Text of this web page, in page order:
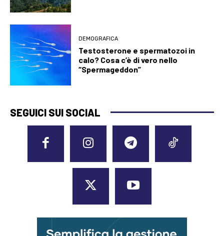
DEMOGRAFICA
Testosterone e spermatozoi in
calo? Cosa c’è di vero nello
“Spermageddon”
SEGUICI SUI SOCIAL